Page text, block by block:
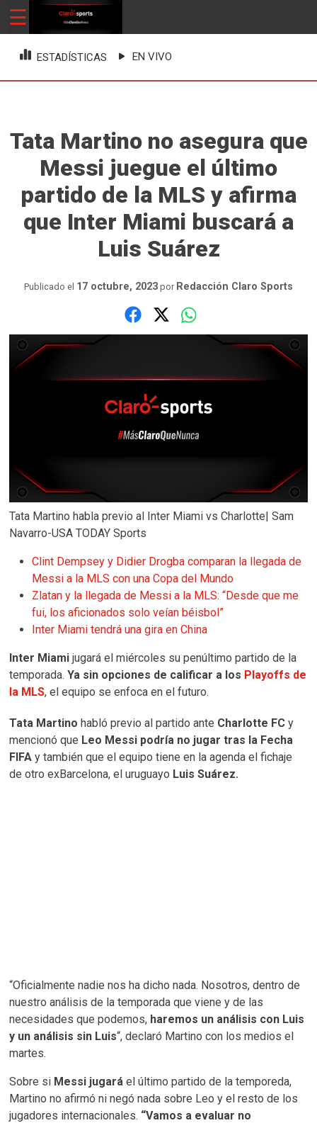
Skip
☰
ClaroSports
Más Claro que nunca
ESTADÍSTICAS EN VIVO
Tata Martino no asegura que
Messi juegue el último
partido de la MLS y afirma
que Inter Miami buscará a
Luis Suárez
Publicado el 17 octubre, 2023 por Redacción Claro Sports
Tata Martino habla previo al Inter Miami vs Charlotte| Sam
Navarro-USA TODAY Sports
Clint Dempsey y Didier Drogba comparan la llegada de
Messi a la MLS con una Copa del Mundo
Zlatan y la llegada de Messi a la MLS: “Desde que me
fui, los aficionados solo veían béisbol”
Inter Miami tendrá una gira en China
Inter Miamijugará el miércoles su penúltimo partido de la
temporada.Ya sin opciones de calificar a los Playoffs de
la MLS, el equipo se enfoca en el futuro.
Tata Martinohabló previo al partido ante Charlotte FC y
mencionó que Leo Messi podría no jugar tras la Fecha
FIFAy también que el equipo tiene en la agenda el fichaje
de otro exBarcelona, el uruguayo Luis Suárez.
“Oficialmente nadie nos ha dicho nada. Nosotros, dentro de
nuestro análisis de la temporada que viene y de las
necesidades que podemos, haremos un análisis con Luis
y un análisis sin Luis“, declaró Martino con los medios el
martes.
Sobre si Messi jugaráel último partido de la temporeda,
Martino no afirmó ni negó nada sobre Leo y el resto de los
jugadores internacionales. “Vamos a evaluar no